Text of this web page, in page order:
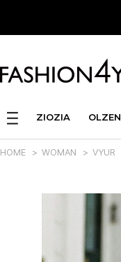
ZIOZIA OLZEN
HOME > WOMAN > VYUR